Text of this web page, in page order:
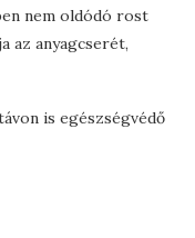
nem oldódó rost
az anyagcserét,
is egészségvédő